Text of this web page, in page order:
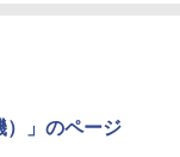
）」のページ